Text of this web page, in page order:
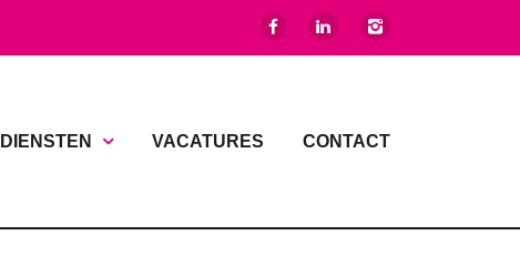
DIENSTEN VACATURES CONTACT